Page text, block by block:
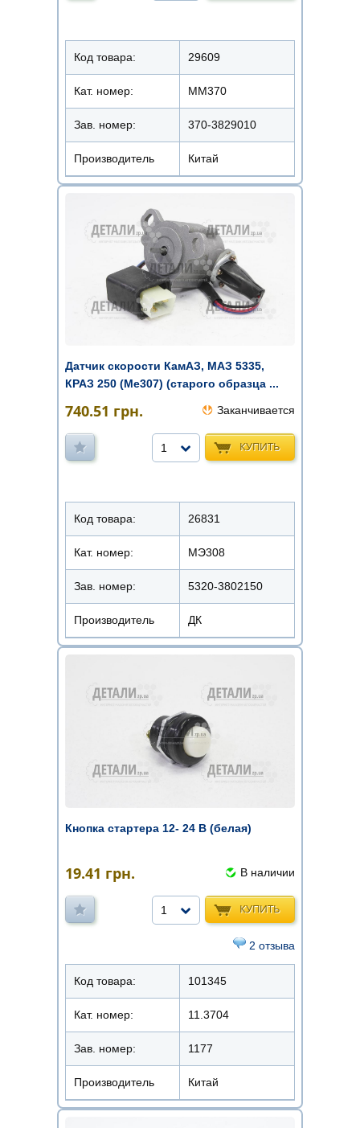
Код товара: 29609
Кат. номер: ММ370
Зав. номер: 370-3829010
Производитель Китай
Датчик скорости КамАЗ, МАЗ 5335,
КРАЗ 250 (Ме307) (старого образца ...
740.51 грн. Заканчивается
КУПИТЬ
1
Код товара: 26831
Кат. номер: МЭ308
Зав. номер: 5320-3802150
Производитель ДК
Кнопка стартера 12- 24 В (белая)
19.41 грн. В наличии
КУПИТЬ
1
2 отзыва
Код товара: 101345
Кат. номер: 11.3704
Зав. номер: 1177
Производитель Китай